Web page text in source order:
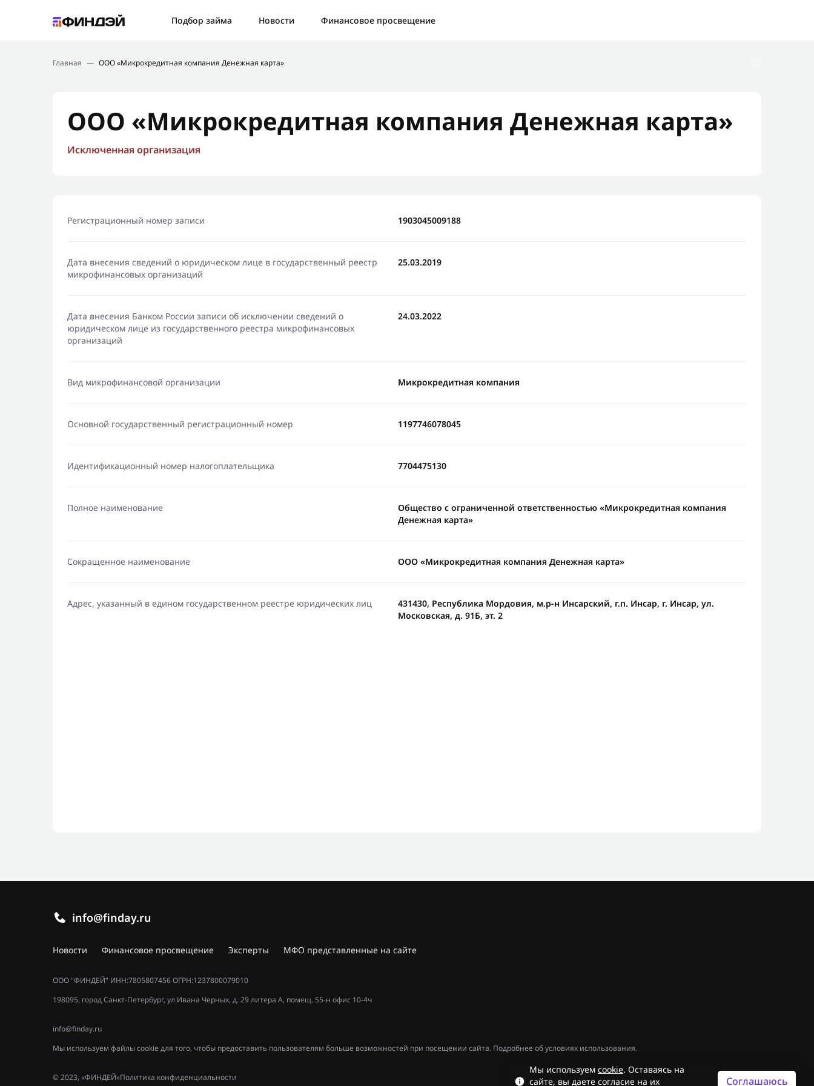
Подбор займа Новости
Финансовое просвещение
Новости
Главная — ООО «Микрокредитная компания Денежная карта»
ООО «Микрокредитная компания Денежная карта»
Исключенная организация
Регистрационный номер записи 1903045009188
Дата внесения сведений о юридическом лице в государственный реестр
микрофинансовых организаций
25.03.2019
Дата внесения Банком России записи об исключении сведений о
юридическом лице из государственного реестра микрофинансовых
организаций
24.03.2022
Вид микрофинансовой организации Микрокредитная компания
Основной государственный регистрационный номер 1197746078045
Идентификационный номер налогоплательщика 7704475130
Полное наименование
Общество с ограниченной ответственностью «Микрокредитная компания
Денежная карта»
Сокращенное наименование ООО «Микрокредитная компания Денежная карта»
Адрес, указанный в едином государственном реестре юридических лиц
431430, Республика Мордовия, м.р-н Инсарский, г.п. Инсар, г. Инсар, ул.
Московская, д. 91Б, эт. 2
info@finday.ru
Новости Финансовое просвещение Эксперты МФО представленные на сайте
ООО "ФИНДЕЙ" ИНН:7805807456 ОГРН:1237800079010
198095, город Санкт-Петербург, ул Ивана Черных, д. 29 литера А, помещ. 55-н офис 10-4ч
info@finday.ru
Мы используем файлы cookie для того, чтобы предоставить пользователям больше возможностей при посещении сайта. Подробнее об условиях использования.
Политика конфиденциальности
© 2023, «ФИНДЕЙ»
Мы используем cookie. Оставаясь на
сайте, вы даете согласие на их
Соглашаюсь
Ошибка: Контактная форма не найдена.